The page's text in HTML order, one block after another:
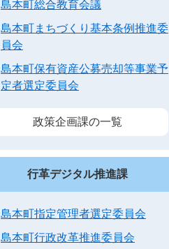
島本町総合教育会議
島本町まちづくり基本条例推進委
員会
島本町保有資産公募売却等事業予
定者選定委員会
政策企画課の一覧
行革デジタル推進課
島本町指定管理者選定委員会
島本町行政改革推進委員会